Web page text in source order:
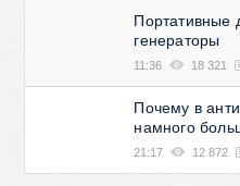
Портативные
генераторы
11:36 18 321
Почему в
намного
21:17 12 872